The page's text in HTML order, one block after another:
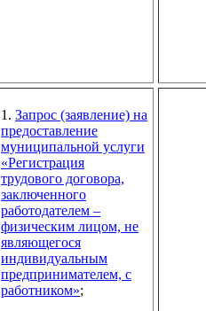
1. Запрос (заявление) на
предоставление
муниципальной услуги
«Регистрация
трудового договора,
заключенного
работодателем –
физическим лицом, не
являющегося
индивидуальным
предпринимателем, с
работником»;